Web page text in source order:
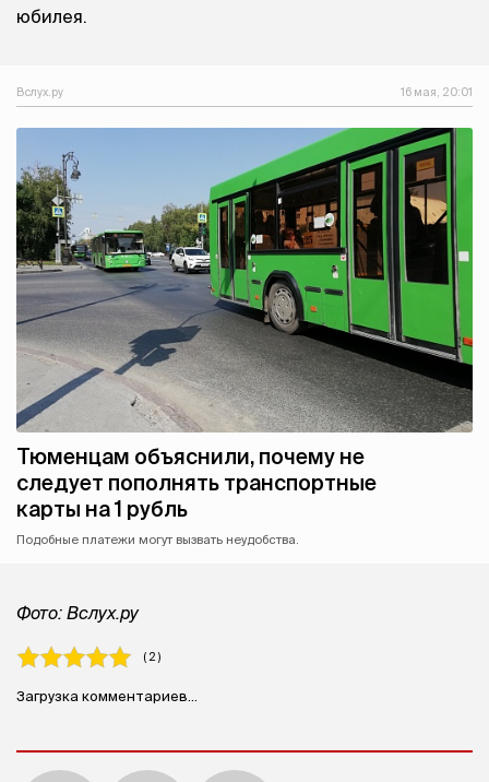
юбилея.
Вслух.ру 16 мая, 20:01
Тюменцам объяснили, почему не
следует пополнять транспортные
карты на 1 рубль
Подобные платежи могут вызвать неудобства.
Фото: Вслух.ру
( 2 )
Загрузка комментариев...